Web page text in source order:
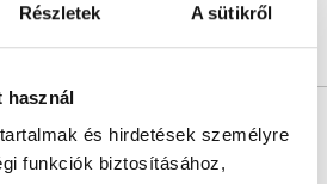
Részletek A sütikről
használ
és hirdetések személyre
funkciók biztosításához,
Összes időpont Profil